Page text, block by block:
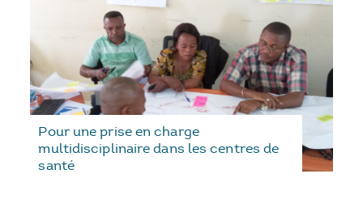
Pour une prise en charge
multidisciplinaire dans les centres de
santé